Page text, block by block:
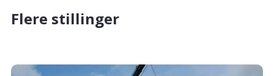
Flere stillinger